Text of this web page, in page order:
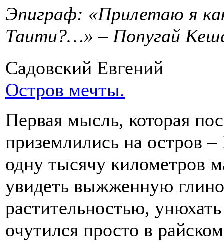
Эпиграф: «Прилетаю я
Таити?…» – Попугай
Садовский Евгений
Остров мечты.
Первая мысль, которая
приземлились на остров
одну тысячу километров
увидеть выжженную
растительностью,
очутился просто в